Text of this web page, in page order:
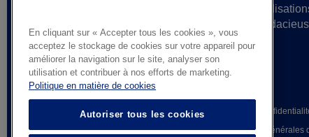
en vue de
et d’idées toujours plus
© AGC Glass Europe 2026 Mentions légales Avis de
Whistleblowing
Conditions générales
En cliquant sur « Accepter tous les cookies », vous
acceptez le stockage de cookies sur votre appareil pour
améliorer la navigation sur le site, analyser son
utilisation et contribuer à nos efforts de marketing.
Politique en matière de cookies
Autoriser tous les cookies